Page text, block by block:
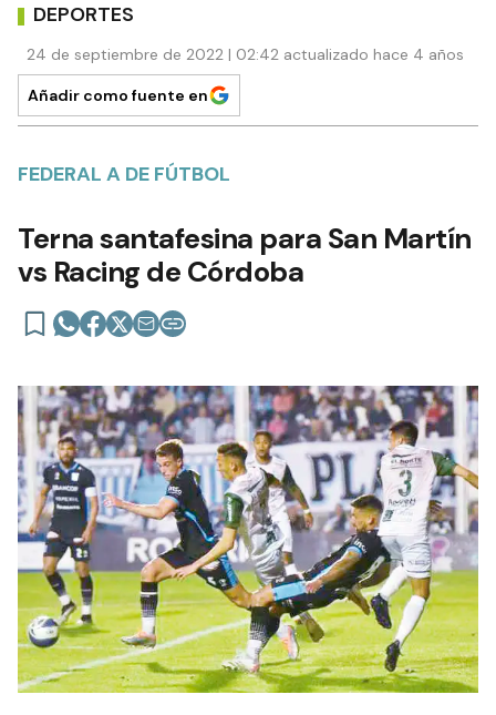
DEPORTES
24 de septiembre de 2022 | 02:42 actualizado hace 4 años
Añadir como fuente en
FEDERAL A DE FÚTBOL
Terna santafesina para San Martín
vs Racing de Córdoba